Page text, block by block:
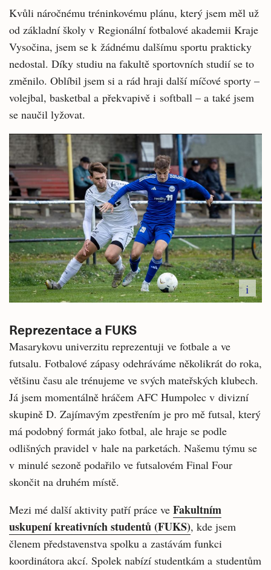
Kvůli náročnému tréninkovému plánu, který jsem měl už
od základní školy v Regionální fotbalové akademii Kraje
Vysočina, jsem se k žádnému dalšímu sportu prakticky
nedostal. Díky studiu na fakultě sportovních studií se to
změnilo. Oblíbil jsem si a rád hraji další míčové sporty –
volejbal, basketbal a překvapivě i softball – a také jsem
se naučil lyžovat.
i
Reprezentace a FUKS
Masarykovu univerzitu reprezentuji ve fotbale a ve
futsalu. Fotbalové zápasy odehráváme několikrát do roka,
většinu času ale trénujeme ve svých mateřských klubech.
Já jsem momentálně hráčem AFC Humpolec v divizní
skupině D. Zajímavým zpestřením je pro mě futsal, který
má podobný formát jako fotbal, ale hraje se podle
odlišných pravidel v hale na parketách. Našemu týmu se
v minulé sezoně podařilo ve futsalovém Final Four
skončit na druhém místě.
Mezi mé další aktivity patří práce ve Fakultním
uskupení kreativních studentů (FUKS), kde jsem
členem představenstva spolku a zastávám funkci
koordinátora akcí. Spolek nabízí studentkám a studentům